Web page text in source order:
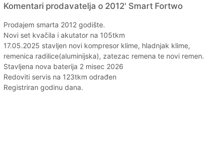
Komentari prodavatelja o 2012' Smart Fortwo
Prodajem smarta 2012 godište.
Novi set kvačila i akutator na 105tkm
17.05.2025 stavljen novi kompresor klime, hladnjak klime,
remenica radilice(aluminijska), zatezac remena te novi remen.
Stavljena nova baterija 2 misec 2026
Redoviti servis na 123tkm odrađen
Registriran godinu dana.